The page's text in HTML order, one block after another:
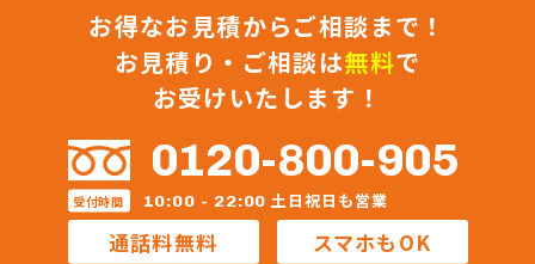
山部石油店
狩場ガス住機株式会社
緒方瓦斯店
小原プロパン
小川商店
昭和電工株式会社熊本ガスセンター
松村石油ガス商会
松島プロパンガス株式会社
お得なお見積からご相談まで！
お見積り・ご相談は無料で
お受けいたします！
0120-800-905
受付時間 10:00 - 22:00 土日祝日も営業
通話料無料 スマホもOK